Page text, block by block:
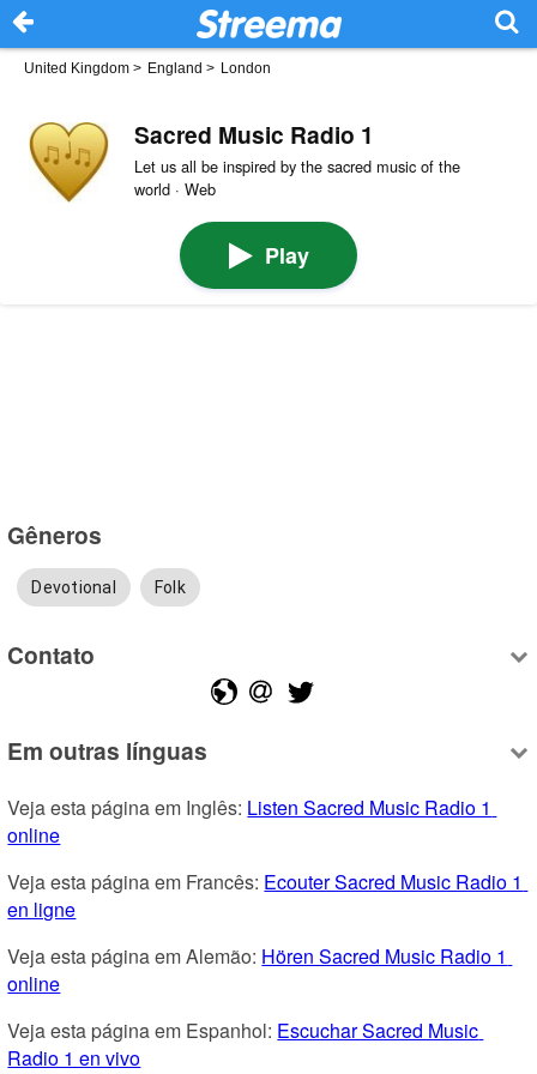
United Kingdom > England > London
Sacred Music Radio 1
Let us all be inspired by the sacred music of the
world · Web
Play
Gêneros
Devotional Folk
Contato
Em outras línguas
Veja esta página em Inglês: Listen Sacred Music Radio 1
online
Veja esta página em Francês: Ecouter Sacred Music Radio 1
en ligne
Veja esta página em Alemão: Hören Sacred Music Radio 1
online
Veja esta página em Espanhol: Escuchar Sacred Music
Radio 1 en vivo